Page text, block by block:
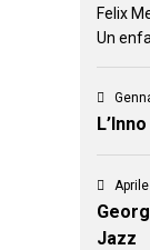
Felix
Un
Jazz